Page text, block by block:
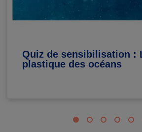
Quiz de sensibilisation :
plastique des océans